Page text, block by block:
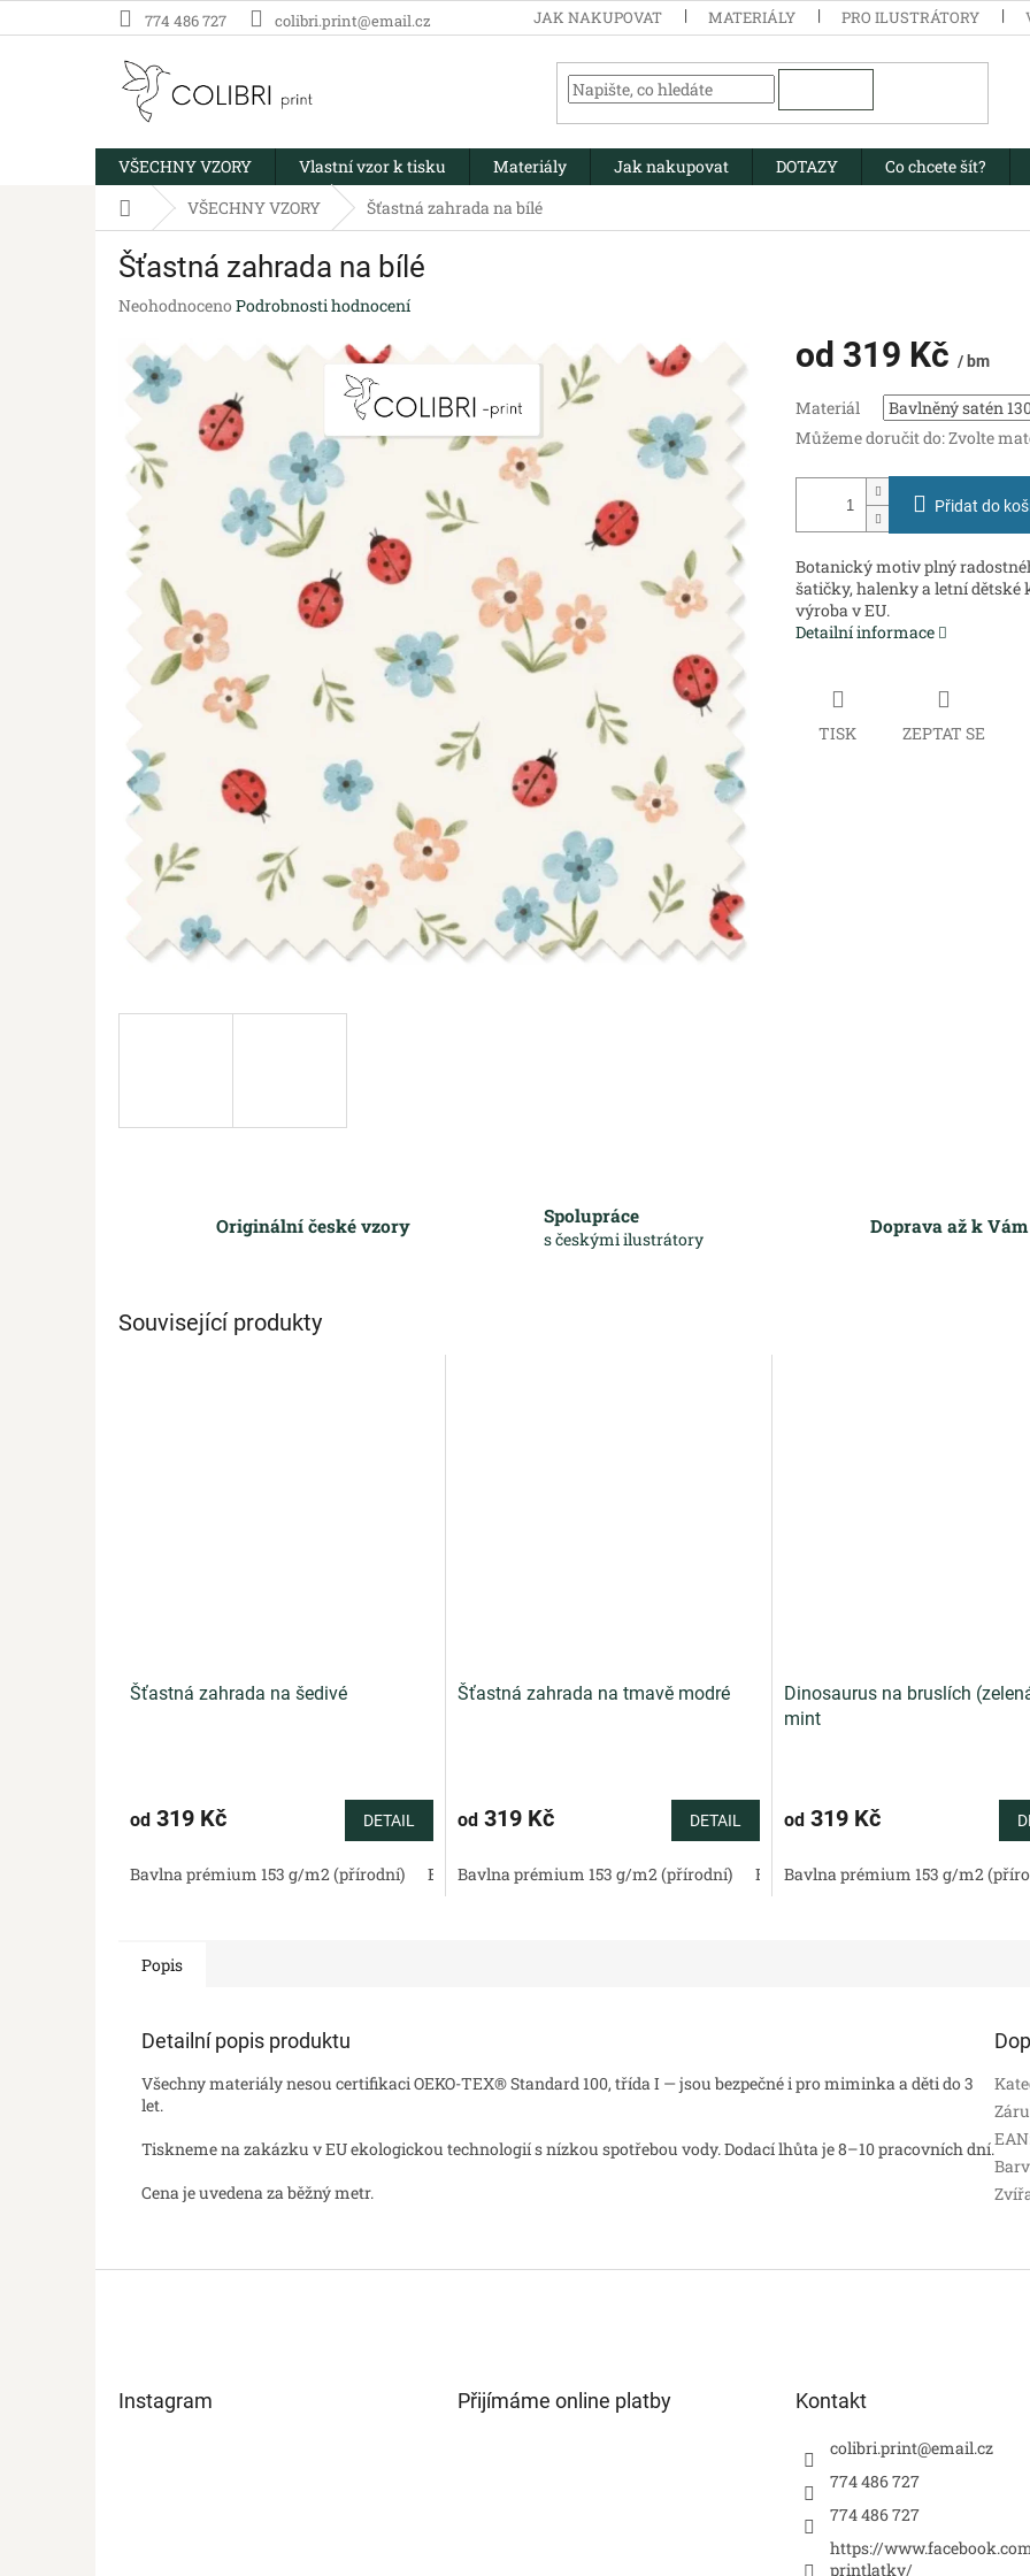
na
774 486 727 colibri.print@email.cz JAK NAKUPOVAT MATERIÁLY PRO ILUSTRÁTORY
VŠECHNY VZORY Vlastní vzor k tisku Materiály Jak nakupovat DOTAZY Co chcete šít?
Domů VŠECHNY VZORY Šťastná zahrada na bílé
Šťastná zahrada na bílé
Průměrné
0,0
hvězdiček.
Neohodnoceno Podrobnosti hodnocení
od 319 Kč / bm
cena:
Materiál
Můžeme doručit do:Zvolte
Přidat do
Botanický motiv plný
šatičky, halenky a letní dětské
výroba v EU.
Detailní informace
TISK ZEPTAT SE
Originální české vzory Spolupráce
s českými ilustrátory
Doprava až k
Související produkty
Šťastná zahrada na šedivé
od 319 Kč DETAIL
Bavlna prémium 153 g/m2 (přírodní) Bavlněný satén 130 g/m2 (přírodní) Bavlněné plátno standard (přírodní)
Šťastná zahrada na tmavě modré
od319 Kč DETAIL
Bavlna prémium 153 g/m2 (přírodní) Bavlněný satén 130 g/m2 (přírodní)
Dinosaurus na bruslích
mint
od 319 Kč
Bavlna prémium 153 g/m2
Popis
Detailní popis produktu
Všechny materiály nesou certifikaci OEKO-TEX® Standard 100, třída I — jsou bezpečné i pro miminka a děti do 3
let.
Tiskneme na zakázku v EU ekologickou technologií s nízkou spotřebou vody. Dodací lhůta je 8–10 pracovních dní.
Cena je uvedena za běžný metr.
EAN
Instagram Přijímáme online platby Kontakt
colibri.print@email.cz
774 486 727
774 486 727
https://
printlatky/